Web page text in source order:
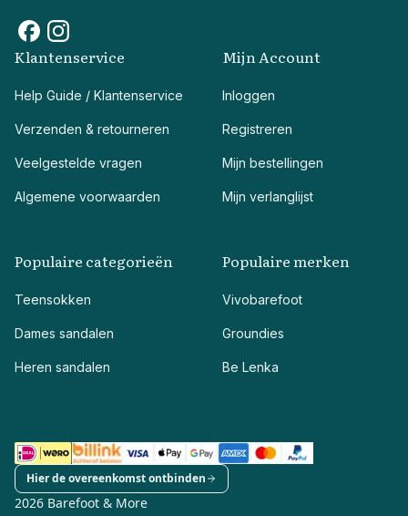
Klantenservice
Help Guide / Klantenservice
Verzenden & retourneren
Veelgestelde vragen
Algemene voorwaarden
Mijn Account
Inloggen
Registreren
Mijn bestellingen
Mijn verlanglijst
Populaire categorieën
Teensokken
Dames sandalen
Heren sandalen
Populaire merken
Vivobarefoot
Groundies
Be Lenka
2026 Barefoot & More
Hier de overeenkomst ontbinden